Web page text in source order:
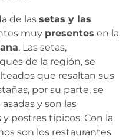
de las setas y las
muy presentes en la
. Las setas,
de la región, se
que resaltan sus
por su parte, se
y son las
postres típicos. Con la
son los restaurantes